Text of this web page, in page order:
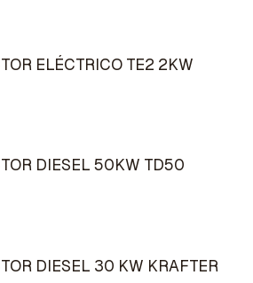
ELÉCTRICO TE2 2KW
DIESEL 50KW TD50
DIESEL 30 KW KRAFTER